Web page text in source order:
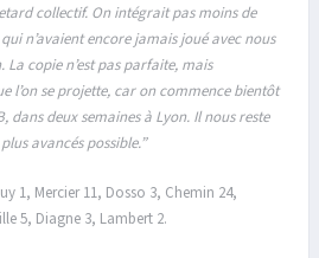
collectif. On intégrait pas moins de
n’avaient encore jamais joué avec nous
La copie n’est pas parfaite, mais
l’on se projette, car on commence bientôt
dans deux semaines à Lyon. Il nous reste
avancés possible.”
1, Mercier 11, Dosso 3, Chemin 24,
5, Diagne 3, Lambert 2.